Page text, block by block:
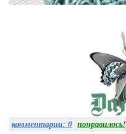
комментарии: 0 понравилось!